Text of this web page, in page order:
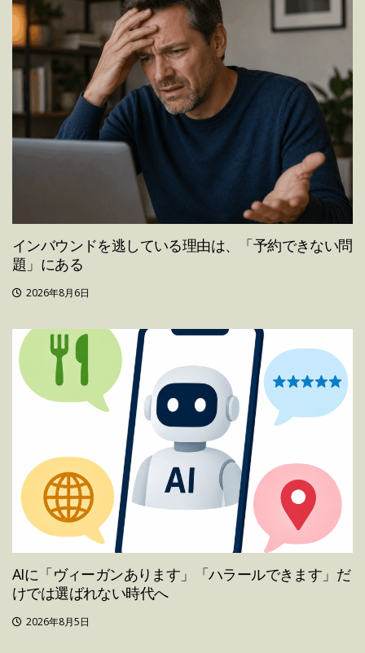
インバウンドを逃している理由は、「予約できない問
題」にある
2026年8月6日
AIに「ヴィーガンあります」「ハラールできます」だ
けでは選ばれない時代へ
2026年8月5日